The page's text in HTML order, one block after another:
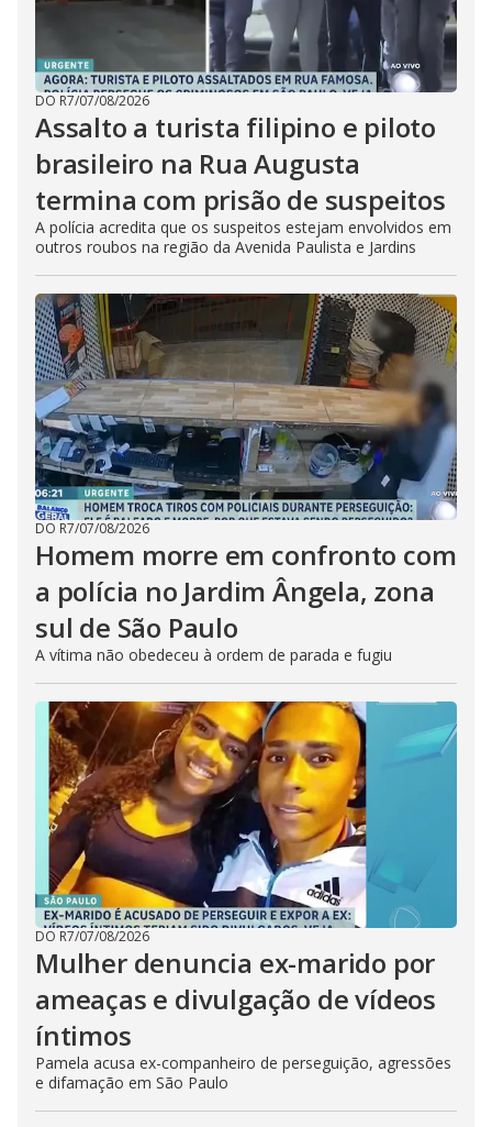
DO R7/07/08/2026
Assalto a turista filipino e piloto
brasileiro na Rua Augusta
termina com prisão de suspeitos
A polícia acredita que os suspeitos estejam envolvidos em
outros roubos na região da Avenida Paulista e Jardins
DO R7/07/08/2026
Homem morre em confronto com
a polícia no Jardim Ângela, zona
sul de São Paulo
A vítima não obedeceu à ordem de parada e fugiu
DO R7/07/08/2026
Mulher denuncia ex-marido por
ameaças e divulgação de vídeos
íntimos
Pamela acusa ex-companheiro de perseguição, agressões
e difamação em São Paulo